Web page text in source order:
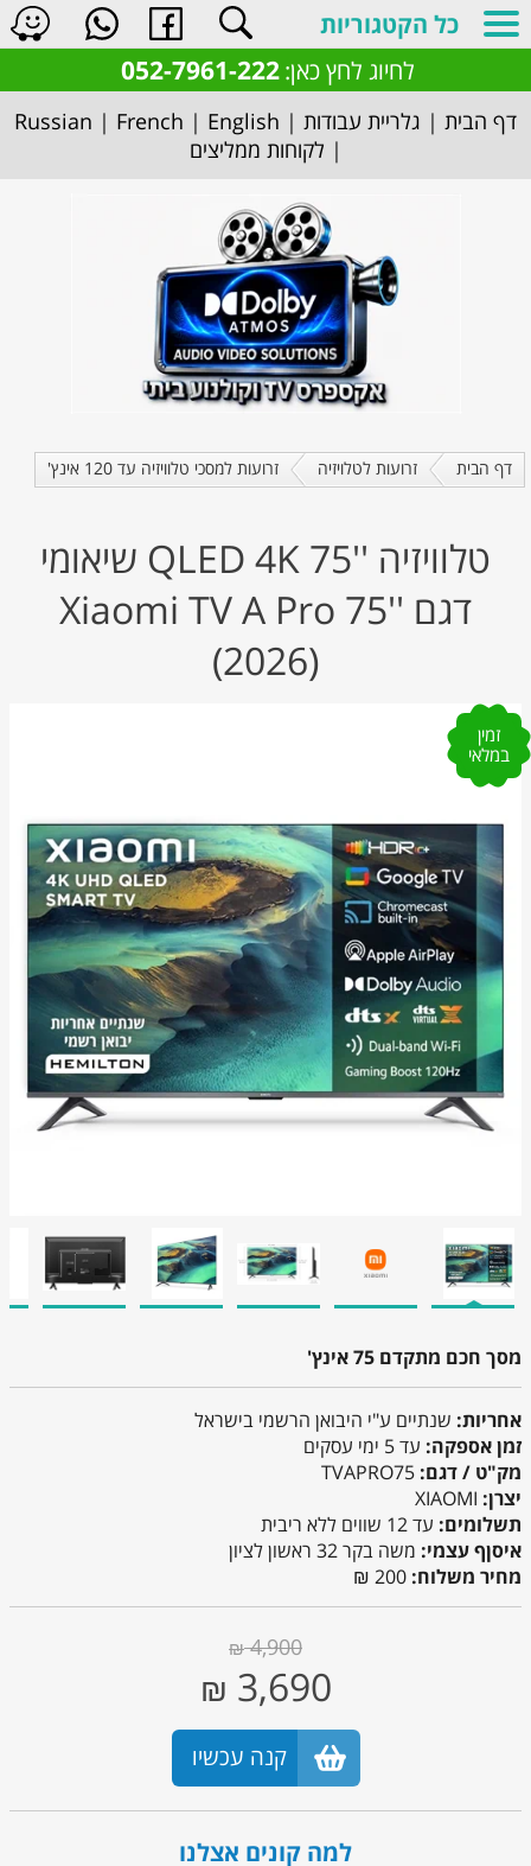
כל הקטגוריות
לחיוג לחץ כאן:052-7961-222
דף הבית | גלריית עבודות |
Russian | French | English
| לקוחות ממליצים
דף הבית זרועות לטלויזיה זרועות למסכי טלוויזיה עד 120 אינץ'
טלוויזיה ''75 QLED 4K שיאומי
דגם Xiaomi TV A Pro 75''
(2026)
זמין
במלאי
מסך חכם מתקדם 75 אינץ'
אחריות: שנתיים ע"י היבואן הרשמי בישראל
זמן אספקה: עד 5 ימי עסקים
מק"ט / דגם: TVAPRO75
יצרן: XIAOMI
תשלומים: עד 12 שווים ללא ריבית
איסןף עצמי: משה בקר 32 ראשון לציון
מחיר משלוח: 200 ₪
4,900
₪
3,690
₪
קנה עכשיו
למה קונים אצלנו